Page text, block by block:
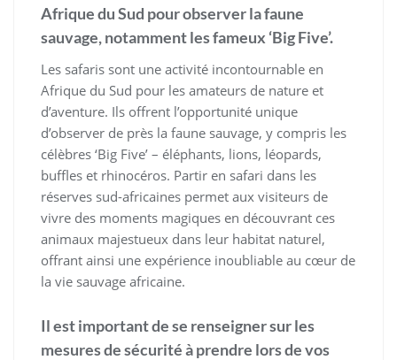
Afrique du Sud pour observer la faune
sauvage, notamment les fameux ‘Big Five’.
Les safaris sont une activité incontournable en
Afrique du Sud pour les amateurs de nature et
d’aventure. Ils offrent l’opportunité unique
d’observer de près la faune sauvage, y compris les
célèbres ‘Big Five’ – éléphants, lions, léopards,
buffles et rhinocéros. Partir en safari dans les
réserves sud-africaines permet aux visiteurs de
vivre des moments magiques en découvrant ces
animaux majestueux dans leur habitat naturel,
offrant ainsi une expérience inoubliable au cœur de
la vie sauvage africaine.
Il est important de se renseigner sur les
mesures de sécurité à prendre lors de vos